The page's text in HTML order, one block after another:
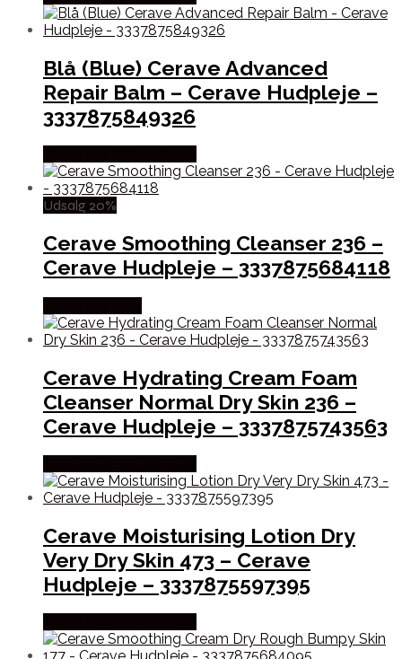
Blå (Blue) Cerave Advanced
Repair Balm – Cerave Hudpleje –
3337875849326
Udsalg 20%
Cerave Smoothing Cleanser 236 –
Cerave Hudpleje – 3337875684118
Cerave Hydrating Cream Foam
Cleanser Normal Dry Skin 236 –
Cerave Hudpleje – 3337875743563
Cerave Moisturising Lotion Dry
Very Dry Skin 473 – Cerave
Hudpleje – 3337875597395